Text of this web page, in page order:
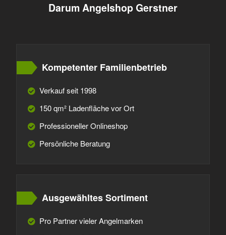
Darum Angelshop Gerstner
Kompetenter Familienbetrieb
Verkauf seit 1998
150 qm² Ladenfläche vor Ort
Professioneller Onlineshop
Persönliche Beratung
Ausgewähltes Sortiment
Pro Partner vieler Angelmarken